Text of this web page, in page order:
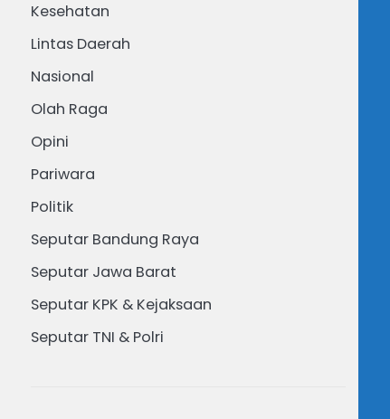
Kesehatan
Lintas Daerah
Nasional
Olah Raga
Opini
Pariwara
Politik
Seputar Bandung Raya
Seputar Jawa Barat
Seputar KPK & Kejaksaan
Seputar TNI & Polri